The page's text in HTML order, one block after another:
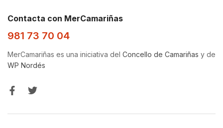
Contacta con MerCamariñas
981 73 70 04
MerCamariñas es una iniciativa del Concello de Camariñas y de
WP Nordés